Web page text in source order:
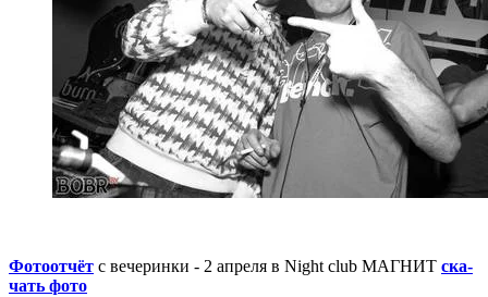
Фото­о­т­чё­т с вечеринки ­- 2 апреля в Night club МАГНИТ ­­­­ска­
ч­а­­т­ь ф­о­то­